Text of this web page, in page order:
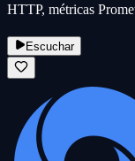
HTTP, métricas
Escuchar